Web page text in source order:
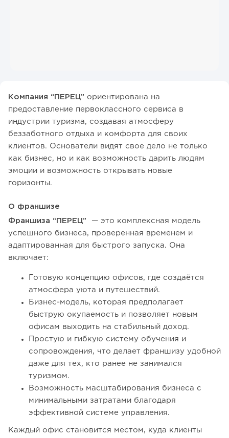
Компания “ПЕРЕЦ” ориентирована на
предоставление первоклассного сервиса в
индустрии туризма, создавая атмосферу
беззаботного отдыха и комфорта для своих
клиентов. Основатели видят свое дело не только
как бизнес, но и как возможность дарить людям
эмоции и возможность открывать новые
горизонты.
О франшизе
Франшиза “ПЕРЕЦ” — это комплексная модель
успешного бизнеса, проверенная временем и
адаптированная для быстрого запуска. Она
включает:
Готовую концепцию офисов, где создаётся
атмосфера уюта и путешествий.
Бизнес-модель, которая предполагает
быструю окупаемость и позволяет новым
офисам выходить на стабильный доход.
Простую и гибкую систему обучения и
сопровождения, что делает франшизу удобной
даже для тех, кто ранее не занимался
туризмом.
Возможность масштабирования бизнеса с
минимальными затратами благодаря
эффективной системе управления.
Каждый офис становится местом, куда клиенты